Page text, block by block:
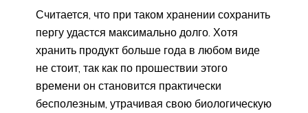
Считается, что при таком хранении сохранить
пергу удастся максимально долго. Хотя
хранить продукт больше года в любом виде
не стоит, так как по прошествии этого
времени он становится практически
бесполезным, утрачивая свою биологическую